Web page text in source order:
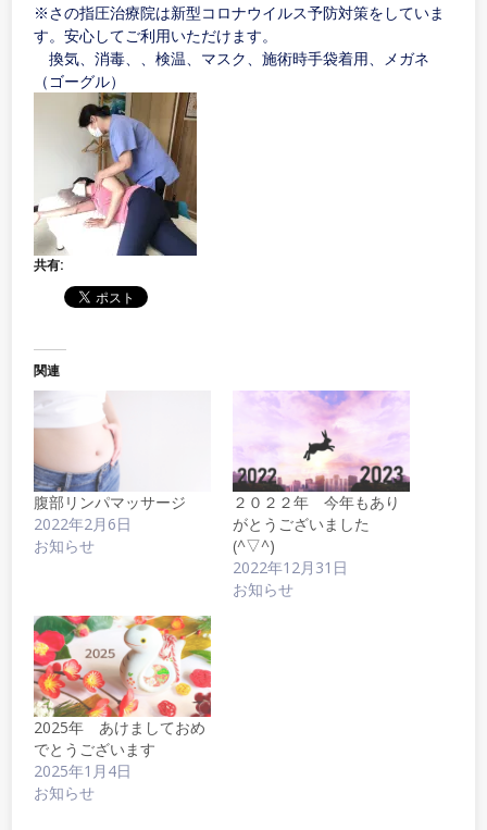
※さの指圧治療院は新型コロナウイルス予防対策をしていま
す。安心してご利用いただけます。
換気、消毒、、検温、マスク、施術時手袋着用、メガネ
（ゴーグル）
共有:
関連
腹部リンパマッサージ
2022年2月6日
お知らせ
２０２２年 今年もあり
がとうございました
(^▽^)
2022年12月31日
お知らせ
2025年 あけましておめ
でとうございます
2025年1月4日
お知らせ